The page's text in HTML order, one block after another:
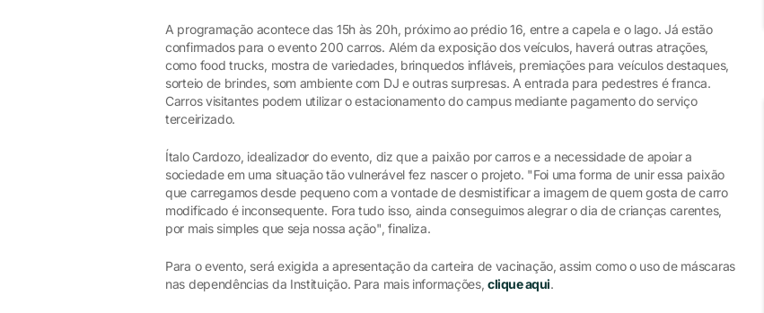
A programação acontece das 15h às 20h, próximo ao prédio 16, entre a capela e o lago. Já estão
confirmados para o evento 200 carros. Além da exposição dos veículos, haverá outras atrações,
como food trucks, mostra de variedades, brinquedos infláveis, premiações para veículos destaques,
sorteio de brindes, som ambiente com DJ e outras surpresas. A entrada para pedestres é franca.
Carros visitantes podem utilizar o estacionamento do campus mediante pagamento do serviço
terceirizado.
Ítalo Cardozo, idealizador do evento, diz que a paixão por carros e a necessidade de apoiar a
sociedade em uma situação tão vulnerável fez nascer o projeto. "Foi uma forma de unir essa paixão
que carregamos desde pequeno com a vontade de desmistificar a imagem de quem gosta de carro
modificado é inconsequente. Fora tudo isso, ainda conseguimos alegrar o dia de crianças carentes,
por mais simples que seja nossa ação", finaliza.
Para o evento, será exigida a apresentação da carteira de vacinação, assim como o uso de máscaras
nas dependências da Instituição. Para mais informações,clique aqui.